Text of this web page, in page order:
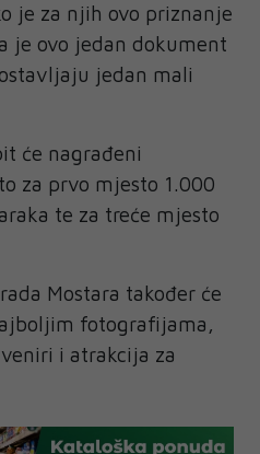
je za njih ovo priznanje
je ovo jedan dokument
jedan mali
će nagrađeni
za prvo mjesto 1.000
te za treće mjesto
Mostara također će
fotografijama,
i atrakcija za